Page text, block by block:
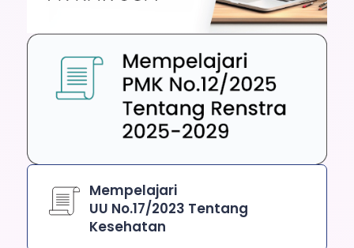
Mempelajari
UU No.17/2023 Tentang
Kesehatan